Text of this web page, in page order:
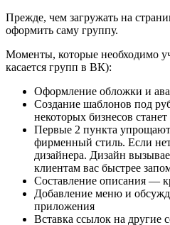
Прежде, чем загружать на
оформить саму группу.
Моменты, которые необходимо
касается групп в ВК):
Оформление обложки и
Создание шаблонов под
некоторых бизнесов
Первые 2 пункта
фирменный стиль. Если
дизайнера. Дизайн
клиентам вас быстрее
Составление описания —
Добавление меню и
приложения
Вставка ссылок на другие